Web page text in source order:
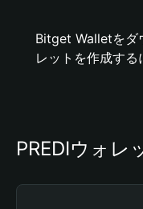
Bitget Walletをダ
レットを作成する
PREDIウォレ